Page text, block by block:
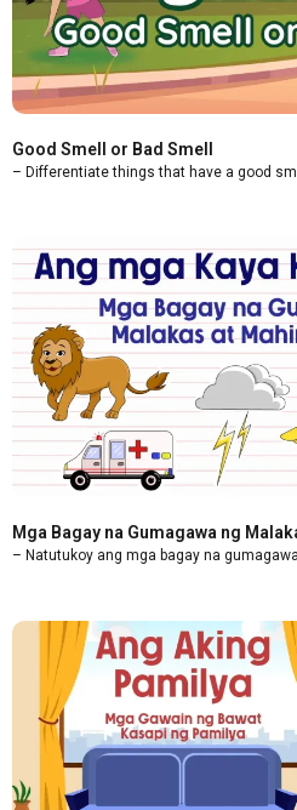
Good Smell or Bad Smell
– Differentiate things that have a good
Mga Bagay na Gumagawa ng
– Natutukoy ang mga bagay na